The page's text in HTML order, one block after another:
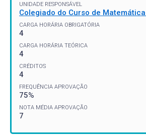
UNIDADE RESPONSÁVEL
Colegiado do Curso de Matemática
CARGA HORÁRIA OBRIGATÓRIA
4
CARGA HORÁRIA TEÓRICA
4
CRÉDITOS
4
FREQUÊNCIA APROVAÇÃO
75%
NOTA MÉDIA APROVAÇÃO
7